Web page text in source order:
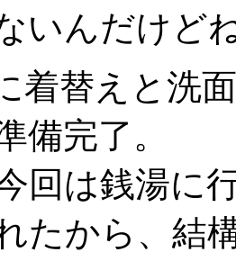
いんだけど
着替えと洗
備完了。
回は銭湯に
たから、結